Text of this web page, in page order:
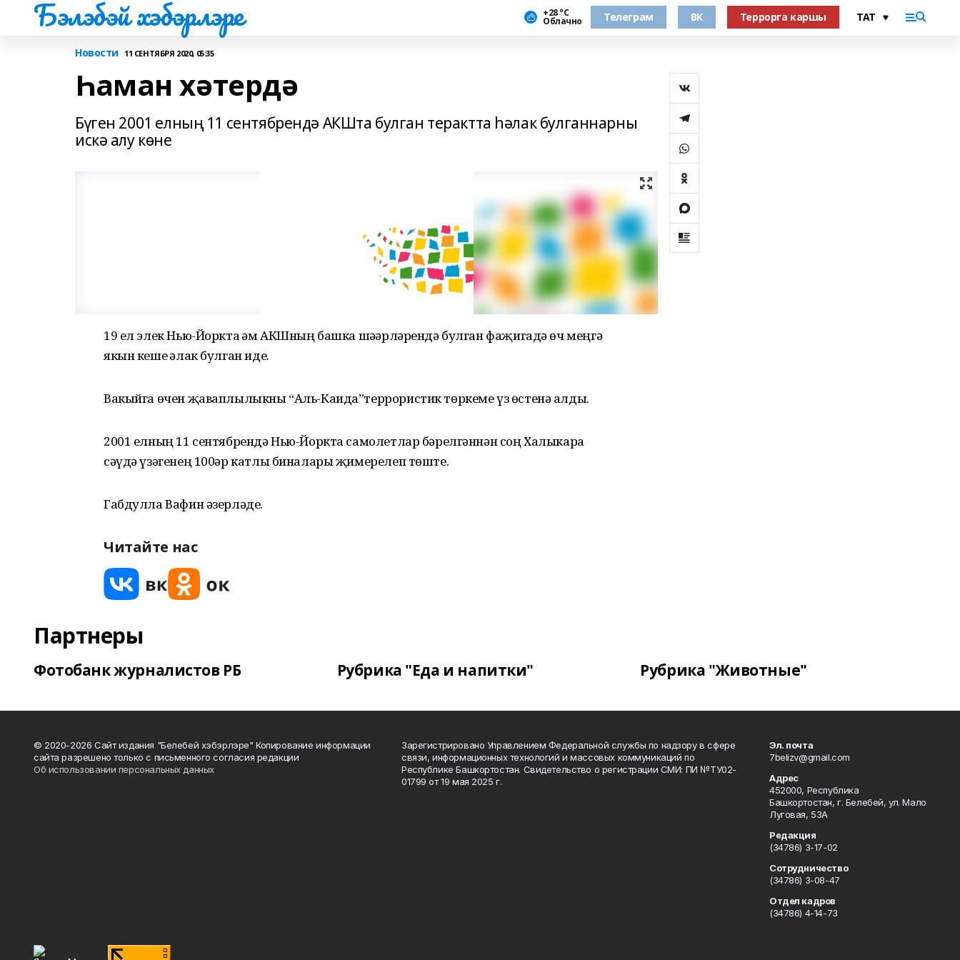
Бэлэбэй хэбэрлэре +28 °С
Облачно Телеграм ВК Террорга каршы
Новости 11 СЕНТЯБРЯ 2020, 05:35
Һаман хәтердә
Бүген 2001 елның 11 сентябрендә АКШта булган терактта һәлак булганнарны
искә алу көне
19 ел элек Нью-Йоркта һәм АКШның башка шәһәрләрендә булган фаҗигадә өч меңгә
якын кеше һәлак булган иде.
Вакыйга өчен җаваплылыкны “Аль-Каида”террористик төркеме үз өстенә алды.
2001 елның 11 сентябрендә Нью-Йоркта самолетлар бәрелгәннән соң Халыкара
сәүдә үзәгенең 100әр катлы биналары җимерелеп төште.
Габдулла Вафин әзерләде.
Читайте нас
Партнеры
Фотобанк журналистов РБ Рубрика "Еда и напитки" Рубрика "Животные"
© 2020-2026 Сайт издания "Белебей хэбэрлэре" Копирование информации
сайта разрешено только с письменного согласия редакции
Об использовании персональных данных
Зарегистрировано Управлением Федеральной службы по надзору в сфере
связи, информационных технологий и массовых коммуникаций по
Республике Башкортостан. Свидетельство о регистрации СМИ: ПИ №ТУ02-
01799 от 19 мая 2025 г.
Эл. почта
7belizv@gmail.com
Адрес
452000, Республика
Башкортостан, г. Белебей, ул. Мало
Луговая, 53А
Редакция
(34786) 3-17-02
Сотрудничество
(34786) 3-08-47
Отдел кадров
(34786) 4-14-73